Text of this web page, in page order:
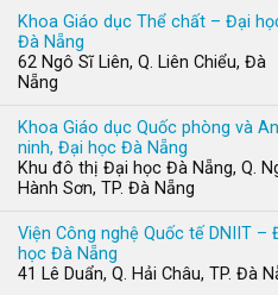
Khoa Giáo dục Thể chất – Đại
Đà Nẵng
62 Ngô Sĩ Liên, Q. Liên Chiểu, Đà
Nẵng
Khoa Giáo dục Quốc phòng và An
ninh, Đại học Đà Nẵng
Khu đô thị Đại học Đà Nẵng, Q.
Hành Sơn, TP. Đà Nẵng
Viện Công nghệ Quốc tế DNIIT –
học Đà Nẵng
41 Lê Duẩn, Q. Hải Châu, TP. Đà